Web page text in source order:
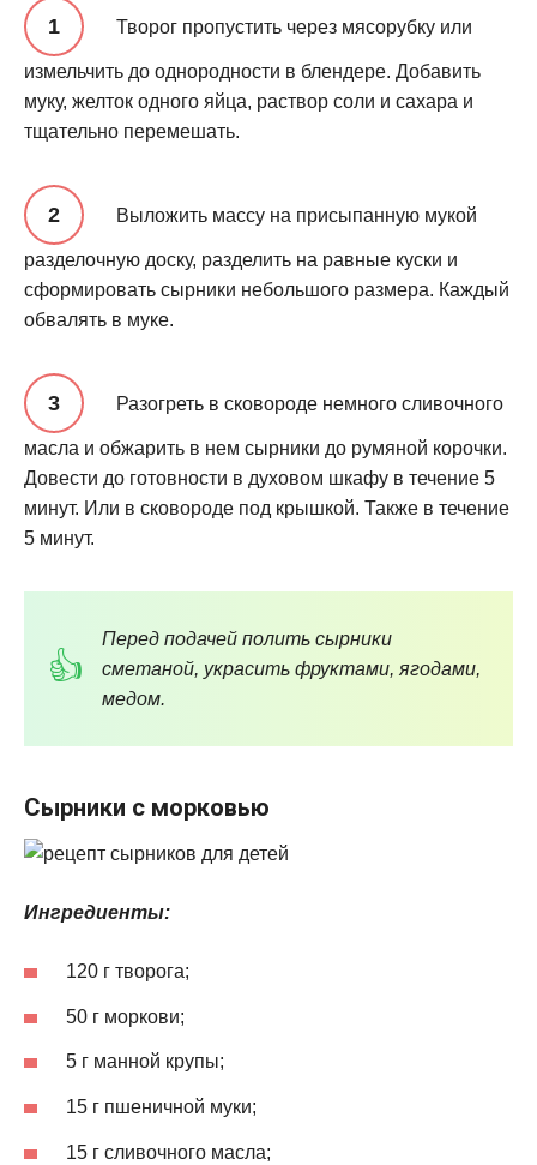
Творог пропустить через мясорубку или
измельчить до однородности в блендере. Добавить
муку, желток одного яйца, раствор соли и сахара и
тщательно перемешать.
Выложить массу на присыпанную мукой
разделочную доску, разделить на равные куски и
сформировать сырники небольшого размера. Каждый
обвалять в муке.
Разогреть в сковороде немного сливочного
масла и обжарить в нем сырники до румяной корочки.
Довести до готовности в духовом шкафу в течение 5
минут. Или в сковороде под крышкой. Также в течение
5 минут.
Перед подачей полить сырники
сметаной, украсить фруктами, ягодами,
медом.
Сырники с морковью
Ингредиенты:
120 г творога;
50 г моркови;
5 г манной крупы;
15 г пшеничной муки;
15 г сливочного масла;